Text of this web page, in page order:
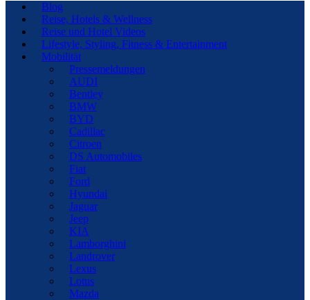
Blog
Reise, Hotels & Wellness
Reise und Hotel Videos
Lifestyle, Styling, Fitness & Entertainment
Mobilität
Pressemeldungen
AUDI
Bentley
BMW
BYD
Cadillac
Citroen
DS Automobiles
Fiat
Ford
Hyundai
Jaguar
Jeep
KIA
Lamborghini
Landrover
Lexus
Lotus
Mazda